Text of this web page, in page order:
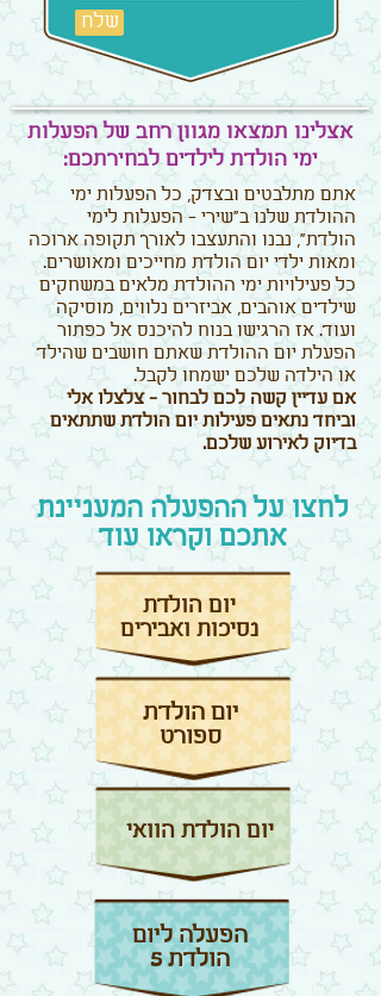
שלח
אצלינו תמצאו מגוון רחב של הפעלות
ימי הולדת לילדים לבחירתכם:
אתם מתלבטים ובצדק, כל הפעלות ימי
ההולדת שלנו ב"שירי - הפעלות לימי
הולדת", נבנו והתעצבו לאורך תקופה ארוכה
ומאות ילדי יום הולדת מחייכים ומאושרים.
כל פעילויות ימי ההולדת מלאים במשחקים
שילדים אוהבים, אביזרים נלווים, מוסיקה
ועוד. אז הרגישו בנוח להיכנס אל כפתור
הפעלת יום ההולדת שאתם חושבים שהילד
או הילדה שלכם ישמחו לקבל.
אם עדיין קשה לכם לבחור - צלצלו אלי
וביחד נתאים פעילות יום הולדת שתתאים
בדיוק לאירוע שלכם.
לחצו על ההפעלה המעניינת
אתכם וקראו עוד
יום הולדת
נסיכות ואבירים
יום הולדת
ספורט
יום הולדת הוואי
הפעלה ליום
הולדת 5